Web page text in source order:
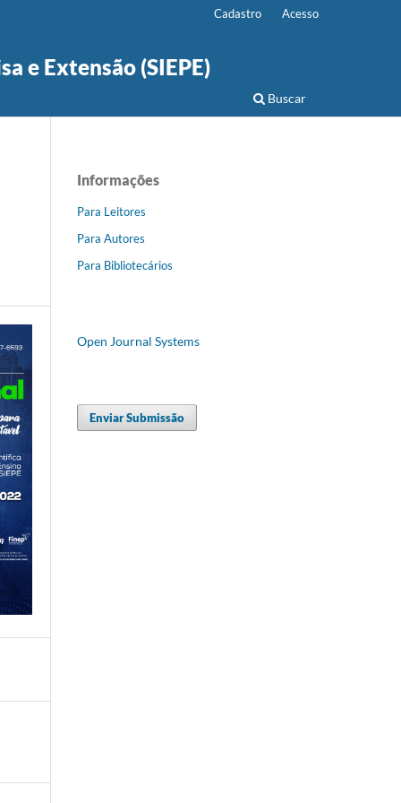
e Extensão (SIEPE)
Buscar
Cadastro Acesso
Informações
Para Leitores
Para Autores
Para Bibliotecários
Open Journal Systems
Enviar Submissão